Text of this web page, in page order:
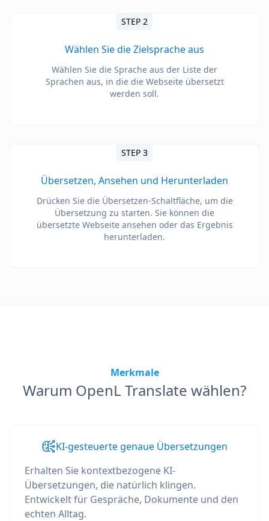
STEP 2
Wählen Sie die Zielsprache aus
Wählen Sie die Sprache aus der Liste der
Sprachen aus, in die die Webseite übersetzt
werden soll.
STEP 3
Übersetzen, Ansehen und Herunterladen
Drücken Sie die Übersetzen-Schaltfläche, um die
Übersetzung zu starten. Sie können die
übersetzte Webseite ansehen oder das Ergebnis
herunterladen.
Merkmale
Warum OpenL Translate wählen?
KI-gesteuerte genaue Übersetzungen
Erhalten Sie kontextbezogene KI-
Übersetzungen, die natürlich klingen.
Entwickelt für Gespräche, Dokumente und den
echten Alltag.